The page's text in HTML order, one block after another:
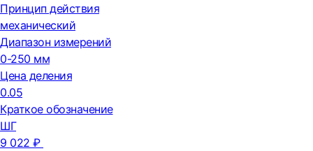
Принцип действия
механический
Диапазон измерений
0-250 мм
Цена деления
0.05
Краткое обозначение
ШГ
9 022 ₽